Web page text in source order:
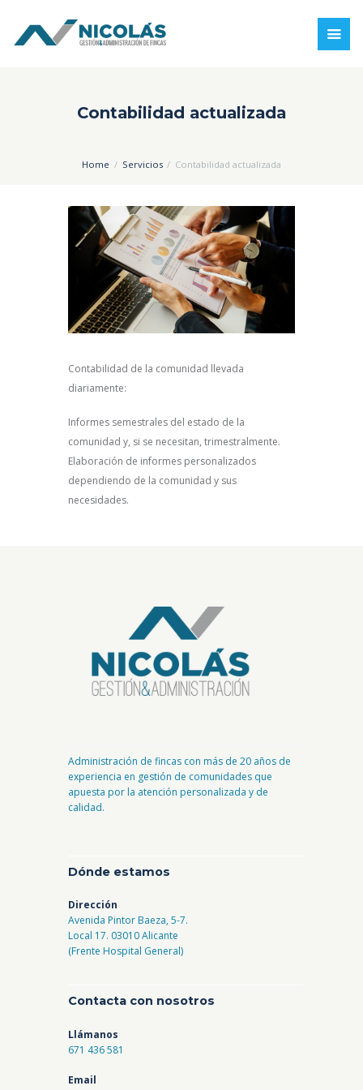
Contabilidad actualizada
Home Servicios Contabilidad actualizada
Contabilidad de la comunidad llevada
diariamente:
Informes semestrales del estado de la
comunidad y, si se necesitan, trimestralmente.
Elaboración de informes personalizados
dependiendo de la comunidad y sus
necesidades.
Administración de fincas con más de 20 años de
experiencia en gestión de comunidades que
apuesta por la atención personalizada y de
calidad.
Dónde estamos
Dirección
Avenida Pintor Baeza, 5-7.
Local 17. 03010 Alicante
(Frente Hospital General)
Contacta con nosotros
Llámanos
671 436 581
Email